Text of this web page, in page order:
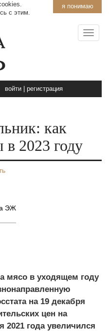
я понимаю
с этим.
войти регистрация
как
в 2023 году
ЭЖ
мясо в уходящем году
на 19 декабря
цен на
2021 года увеличился